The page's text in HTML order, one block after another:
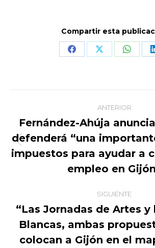
Compartir esta
Share Share Share
Navegación
entre
publicaciones
ANTERIOR
anterior:
Fernández-Ahúja
defenderá “una
impuestos para ayudar a
empleo en
SIGUIENTE
siguiente:
“Las Jornadas de Artes y
Blancas, ambas
colocan a Gijón en el